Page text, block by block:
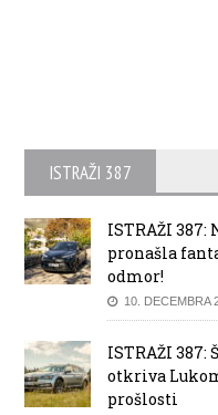
ISTRAŽI 387
ISTRAŽI 387:
pronašla
odmor!
10. DECEMBRA
ISTRAŽI 387:
otkriva
prošlosti